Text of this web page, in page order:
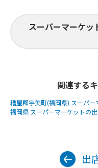
スーパーマーケッ
関連する
糟屋郡宇美町(福岡県) スーパ
福岡県 スーパーマーケットの
出